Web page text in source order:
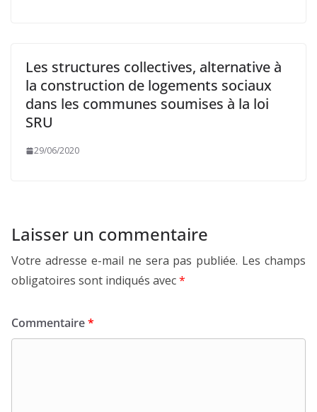
Les structures collectives, alternative à
la construction de logements sociaux
dans les communes soumises à la loi
SRU
29/06/2020
Laisser un commentaire
Votre adresse e-mail ne sera pas publiée. Les champs
obligatoires sont indiqués avec*
Commentaire*